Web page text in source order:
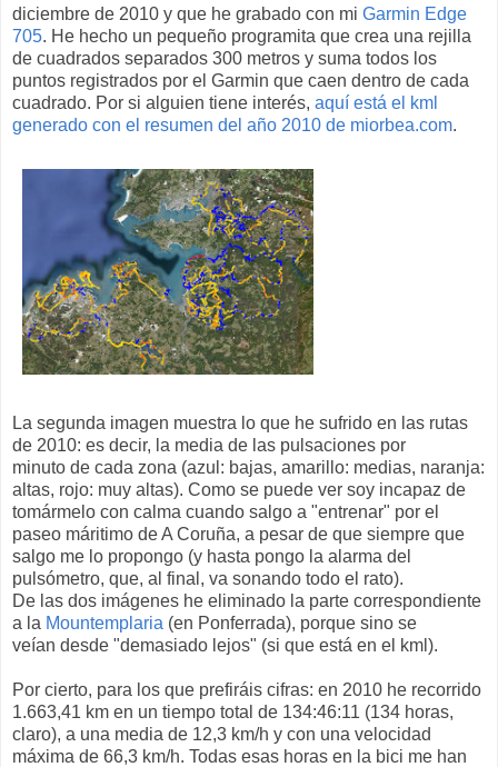
diciembre de 2010 y que he grabado con mi Garmin Edge
705. He hecho un pequeño programita que crea una rejilla
de cuadrados separados 300 metros y suma todos los
puntos registrados por el Garmin que caen dentro de cada
cuadrado. Por si alguien tiene interés, aquí está el kml
generado con el resumen del año 2010 de miorbea.com.
La segunda imagen muestra lo que he sufrido en las rutas
de 2010: es decir, la media de las pulsaciones por
minuto de cada zona (azul: bajas, amarillo: medias, naranja:
altas, rojo: muy altas). Como se puede ver soy incapaz de
tomármelo con calma cuando salgo a "entrenar" por el
paseo máritimo de A Coruña, a pesar de que siempre que
salgo me lo propongo (y hasta pongo la alarma del
pulsómetro, que, al final, va sonando todo el rato).
De las dos imágenes he eliminado la parte correspondiente
a la Mountemplaria (en Ponferrada), porque sino se
veían desde "demasiado lejos" (si que está en el kml).
Por cierto, para los que prefiráis cifras: en 2010 he recorrido
1.663,41 km en un tiempo total de 134:46:11 (134 horas,
claro), a una media de 12,3 km/h y con una velocidad
máxima de 66,3 km/h. Todas esas horas en la bici me han